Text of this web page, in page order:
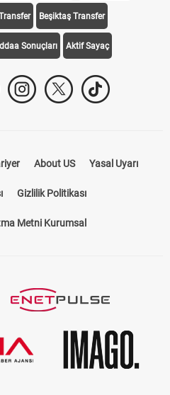
Beşiktaş Transfer
Sonuçları Aktif Sayaç
About US Yasal Uyarı
Gizlilik Politikası
Metni Kurumsal